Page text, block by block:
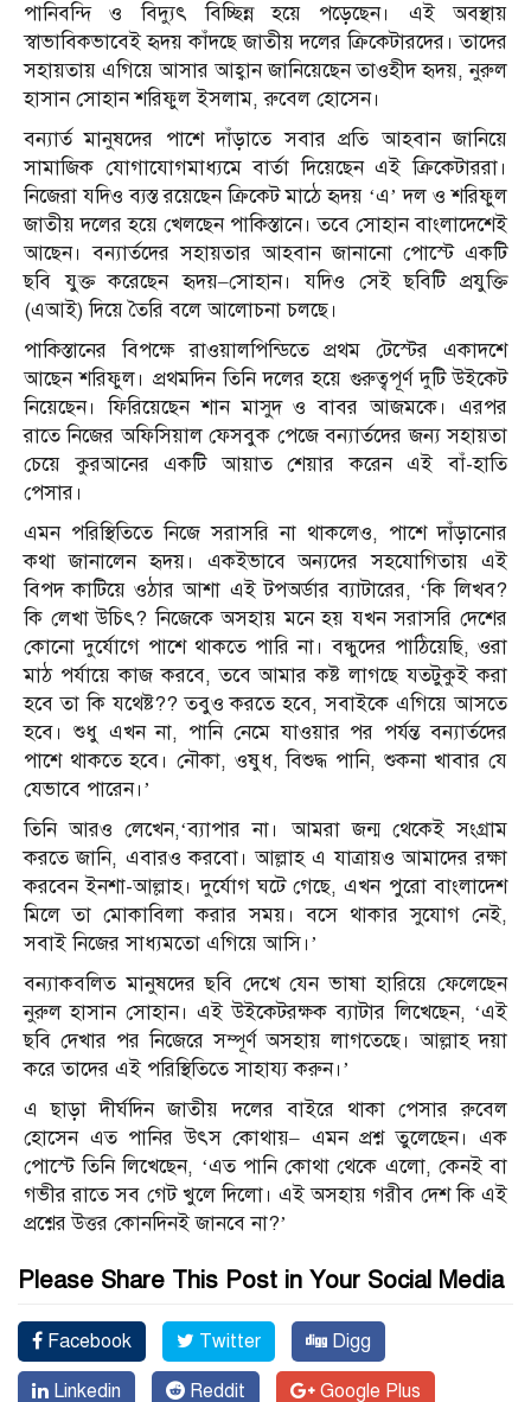
পানিবন্দি ও বিদ্যুৎ বিচ্ছিন্ন হয়ে পড়েছেন। এই অবস্থায়
স্বাভাবিকভাবেই হৃদয় কাঁদছে জাতীয় দলের ক্রিকেটারদের। তাদের
সহায়তায় এগিয়ে আসার আহ্বান জানিয়েছেন তাওহীদ হৃদয়, নুরুল
হাসান সোহান শরিফুল ইসলাম, রুবেল হোসেন।
বন্যার্ত মানুষদের পাশে দাঁড়াতে সবার প্রতি আহবান জানিয়ে
সামাজিক যোগাযোগমাধ্যমে বার্তা দিয়েছেন এই ক্রিকেটাররা।
নিজেরা যদিও ব্যস্ত রয়েছেন ক্রিকেট মাঠে হৃদয় ‘এ’ দল ও শরিফুল
জাতীয় দলের হয়ে খেলছেন পাকিস্তানে। তবে সোহান বাংলাদেশেই
আছেন। বন্যার্তদের সহায়তার আহবান জানানো পোস্টে একটি
ছবি যুক্ত করেছেন হৃদয়–সোহান। যদিও সেই ছবিটি প্রযুক্তি
(এআই) দিয়ে তৈরি বলে আলোচনা চলছে।
পাকিস্তানের বিপক্ষে রাওয়ালপিন্ডিতে প্রথম টেস্টের একাদশে
আছেন শরিফুল। প্রথমদিন তিনি দলের হয়ে গুরুত্বপূর্ণ দুটি উইকেট
নিয়েছেন। ফিরিয়েছেন শান মাসুদ ও বাবর আজমকে। এরপর
রাতে নিজের অফিসিয়াল ফেসবুক পেজে বন্যার্তদের জন্য সহায়তা
চেয়ে কুরআনের একটি আয়াত শেয়ার করেন এই বাঁ-হাতি
পেসার।
এমন পরিস্থিতিতে নিজে সরাসরি না থাকলেও, পাশে দাঁড়ানোর
কথা জানালেন হৃদয়। একইভাবে অন্যদের সহযোগিতায় এই
বিপদ কাটিয়ে ওঠার আশা এই টপঅর্ডার ব্যাটারের, ‘কি লিখব?
কি লেখা উচিৎ? নিজেকে অসহায় মনে হয় যখন সরাসরি দেশের
কোনো দুর্যোগে পাশে থাকতে পারি না। বন্ধুদের পাঠিয়েছি, ওরা
মাঠ পর্যায়ে কাজ করবে, তবে আমার কষ্ট লাগছে যতটুকুই করা
হবে তা কি যথেষ্ট?? তবুও করতে হবে, সবাইকে এগিয়ে আসতে
হবে। শুধু এখন না, পানি নেমে যাওয়ার পর পর্যন্ত বন্যার্তদের
পাশে থাকতে হবে। নৌকা, ওষুধ, বিশুদ্ধ পানি, শুকনা খাবার যে
যেভাবে পারেন।’
তিনি আরও লেখেন,‘ব্যাপার না। আমরা জন্ম থেকেই সংগ্রাম
করতে জানি, এবারও করবো। আল্লাহ এ যাত্রায়ও আমাদের রক্ষা
করবেন ইনশা-আল্লাহ। দুর্যোগ ঘটে গেছে, এখন পুরো বাংলাদেশ
মিলে তা মোকাবিলা করার সময়। বসে থাকার সুযোগ নেই,
সবাই নিজের সাধ্যমতো এগিয়ে আসি।’
বন্যাকবলিত মানুষদের ছবি দেখে যেন ভাষা হারিয়ে ফেলেছেন
নুরুল হাসান সোহান। এই উইকেটরক্ষক ব্যাটার লিখেছেন, ‘এই
ছবি দেখার পর নিজেরে সম্পূর্ণ অসহায় লাগতেছে। আল্লাহ দয়া
করে তাদের এই পরিস্থিতিতে সাহায্য করুন।’
এ ছাড়া দীর্ঘদিন জাতীয় দলের বাইরে থাকা পেসার রুবেল
হোসেন এত পানির উৎস কোথায়– এমন প্রশ্ন তুলেছেন। এক
পোস্টে তিনি লিখেছেন, ‘এত পানি কোথা থেকে এলো, কেনই বা
গভীর রাতে সব গেট খুলে দিলো। এই অসহায় গরীব দেশ কি এই
প্রশ্নের উত্তর কোনদিনই জানবে না?’
Please Share This Post in Your Social Media
Facebook Twitter Digg
Linkedin Reddit Google Plus